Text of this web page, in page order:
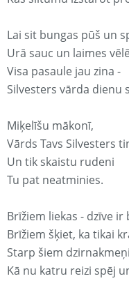
Lai sit bungas pūš un
Urā sauc un laimes
Visa pasaule jau zina -
Silvesters vārda dienu
Miķelīšu mākonī,
Vārds Tavs Silvesters
Un tik skaistu rudeni
Tu pat neatminies.
Brīžiem liekas - dzīve ir
Brīžiem šķiet, ka tikai
Starp šiem
Kā nu katru reizi spēj